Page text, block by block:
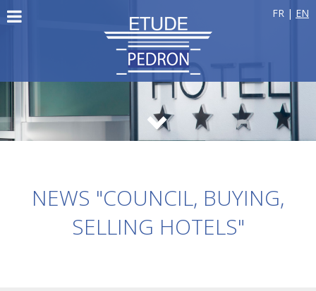
FR | EN
NEWS "COUNCIL, BUYING,
SELLING HOTELS"